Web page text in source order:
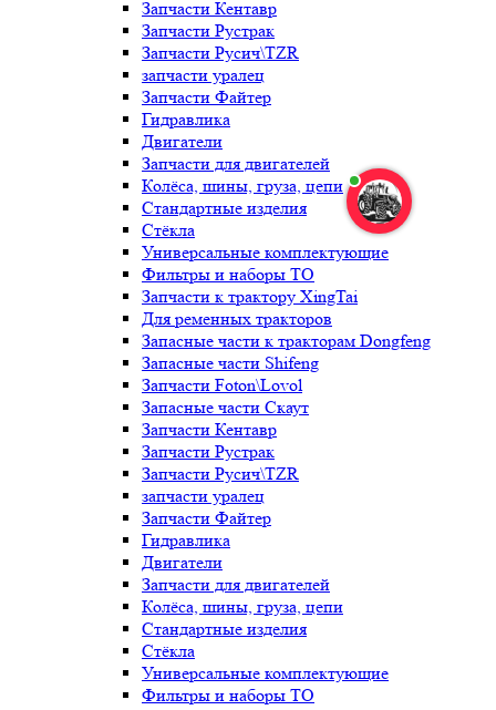
Запчасти Кентавр
Запчасти Рустрак
Запчасти Русич\TZR
запчасти уралец
Запчасти Файтер
Гидравлика
Двигатели
Запчасти для двигателей
Колёса, шины, груза, цепи
Стандартные изделия
Стёкла
Универсальные комплектующие
Фильтры и наборы ТО
Запчасти к трактору XingTai
Для ременных тракторов
Запасные части к тракторам Dongfeng
Запасные части Shifeng
Запчасти Foton\Lovol
Запасные части Скаут
Запчасти Кентавр
Запчасти Рустрак
Запчасти Русич\TZR
запчасти уралец
Запчасти Файтер
Гидравлика
Двигатели
Запчасти для двигателей
Колёса, шины, груза, цепи
Стандартные изделия
Стёкла
Универсальные комплектующие
Фильтры и наборы ТО